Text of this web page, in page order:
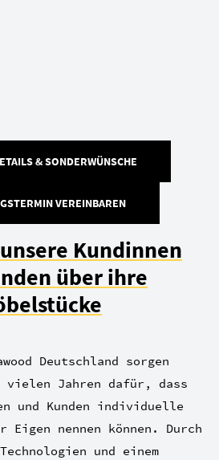
& SONDERWÜNSCHE
VEREINBAREN
Kundinnen
über ihre
Deutschland sorgen
vielen Jahren dafür, dass
und Kunden individuelle
Eigen nennen können. Durch
und einem